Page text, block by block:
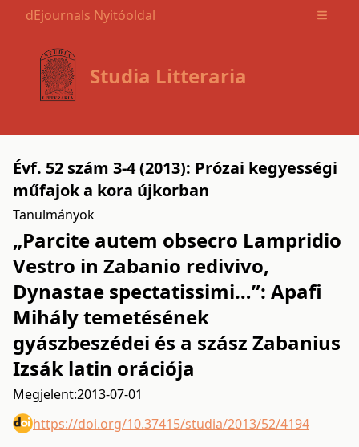
dEjournals Nyitóoldal Open
Studia Litteraria
Évf. 52 szám 3-4 (2013): Prózai kegyességi
műfajok a kora újkorban
Tanulmányok
„Parcite autem obsecro Lampridio
Vestro in Zabanio redivivo,
Dynastae spectatissimi…”: Apafi
Mihály temetésének
gyászbeszédei és a szász Zabanius
Izsák latin orációja
Megjelent:2013-07-01
https://doi.org/10.37415/studia/2013/52/4194